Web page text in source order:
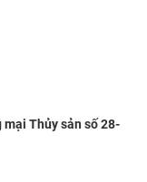
Thủy sản số 28-